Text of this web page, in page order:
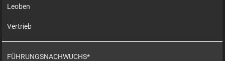
Leoben
Vertrieb
FÜHRUNGSNACHWUCHS*